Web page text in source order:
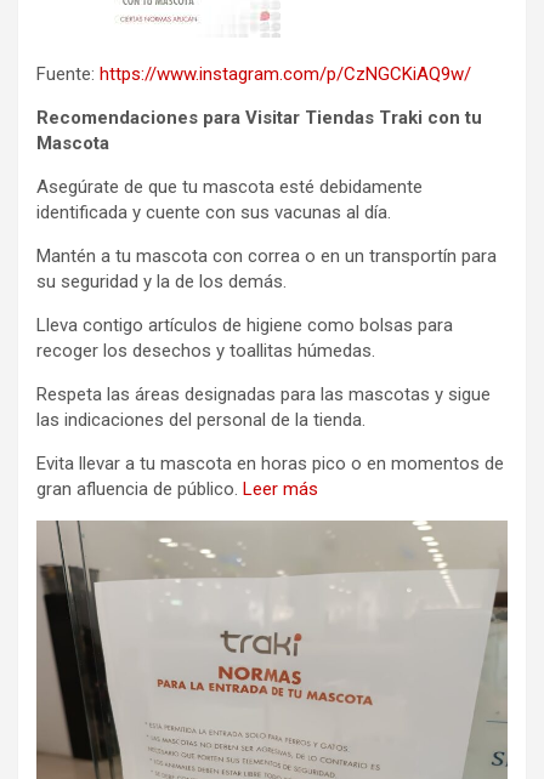
Fuente: https://www.instagram.com/p/CzNGCKiAQ9w/
Recomendaciones para Visitar Tiendas Traki con tu
Mascota
Asegúrate de que tu mascota esté debidamente
identificada y cuente con sus vacunas al día.
Mantén a tu mascota con correa o en un transportín para
su seguridad y la de los demás.
Lleva contigo artículos de higiene como bolsas para
recoger los desechos y toallitas húmedas.
Respeta las áreas designadas para las mascotas y sigue
las indicaciones del personal de la tienda.
Evita llevar a tu mascota en horas pico o en momentos de
gran afluencia de público. Leer más